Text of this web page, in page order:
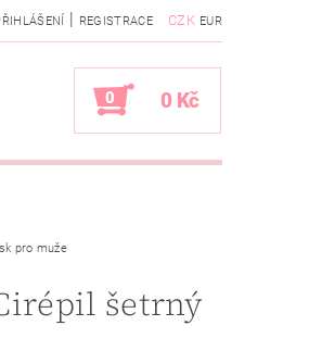
CZK EUR
| REGISTRACE
0 0 Kč
pro muže
šetrný